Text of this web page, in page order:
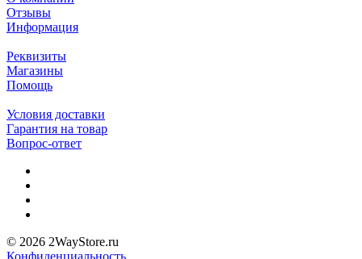
Отзывы
Информация
Реквизиты
Магазины
Помощь
Условия доставки
Гарантия на товар
Вопрос-ответ
© 2026 2WayStore.ru
Конфиденциальность